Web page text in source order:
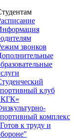
звонков
клуб
комплекс
к труду и